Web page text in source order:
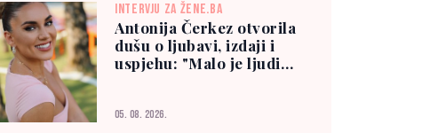
INTERVJU ZA ŽENE.BA
Antonija Čerkez otvorila
dušu o ljubavi, izdaji i
uspjehu: "Malo je ljudi
05. 08. 2026.